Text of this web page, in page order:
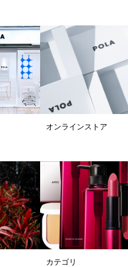
オンラインストア
カテゴリ